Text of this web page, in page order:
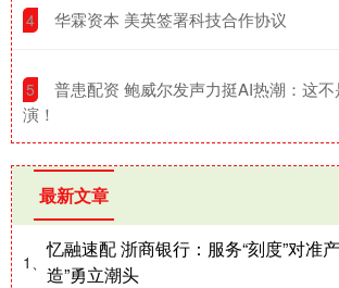
4 ​华霖资本 美英签署科技合作协议
5
普患配资 鲍威尔发声力挺AI热潮：这
演！
最新文章
1、
忆融速配 浙商银行：服务“刻度”对准
造”勇立潮头